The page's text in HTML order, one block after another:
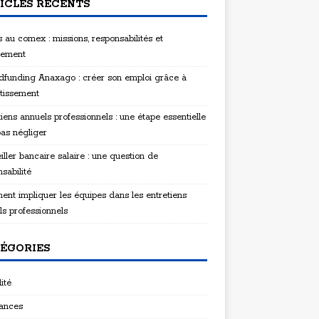
RÉCENTS
au comex : missions, responsabilités et
Anaxago : créer son emploi grâce à
annuels professionnels : une étape essentielle
négliger
bancaire salaire : une question de
impliquer les équipes dans les entretiens
professionnels